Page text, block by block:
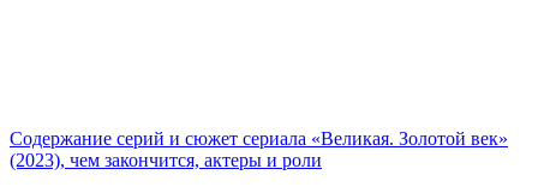
Содержание серий и сюжет сериала «Великая. Золотой век»
(2023), чем закончится, актеры и роли